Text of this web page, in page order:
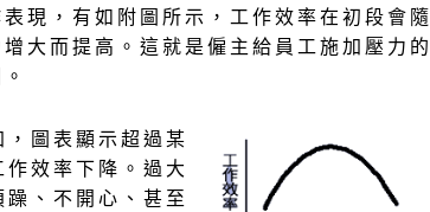
表現，有如附圖所示，工作效率在初段會隨
增大而提高。這就是僱主給員工施加壓力的
圖表顯示超過某
效率下降。過大
、不開心、甚至